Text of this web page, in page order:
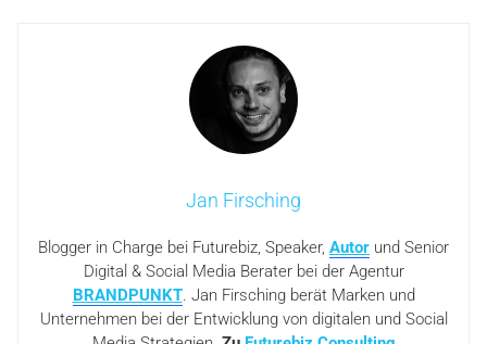
Jan Firsching
Blogger in Charge bei Futurebiz, Speaker, Autor und Senior
Digital & Social Media Berater bei der Agentur
BRANDPUNKT. Jan Firsching berät Marken und
Unternehmen bei der Entwicklung von digitalen und Social